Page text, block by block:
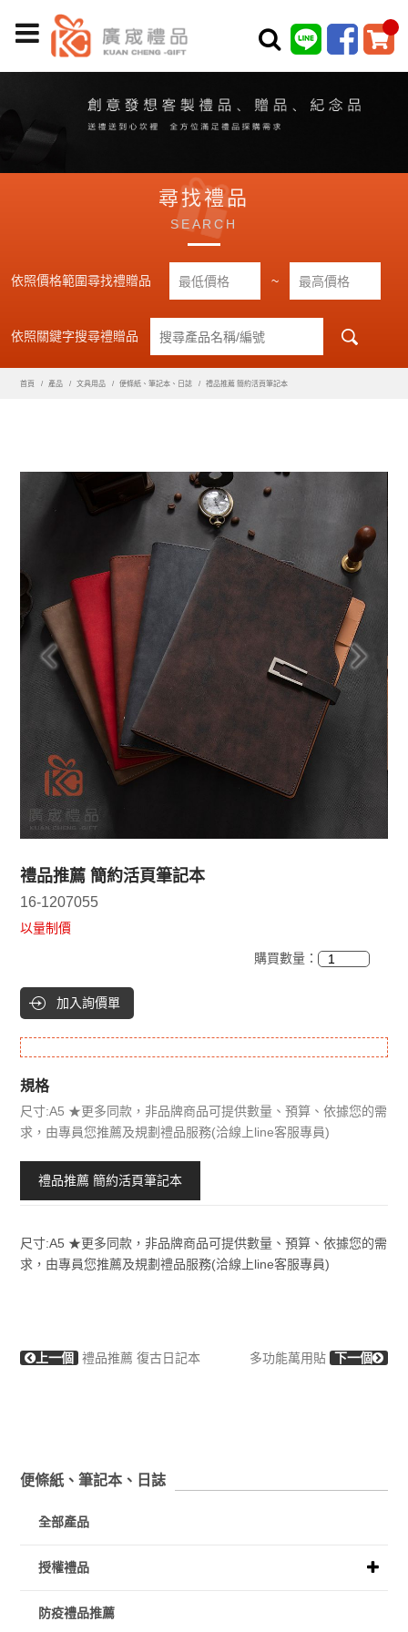
尋找禮品
SEARCH
依照價格範圍尋找禮贈品 ~
依照關鍵字搜尋禮贈品
首頁 產品 文具用品 便條紙、筆記本、日誌 禮品推薦 簡約活頁筆記本
禮品推薦 簡約活頁筆記本
16-1207055
以量制價
購買數量：
加入詢價單
規格
尺寸:A5 ★更多同款，非品牌商品可提供數量、預算、依據您的需
求，由專員您推薦及規劃禮品服務(洽線上line客服專員)
禮品推薦 簡約活頁筆記本
尺寸:A5 ★更多同款，非品牌商品可提供數量、預算、依據您的需
求，由專員您推薦及規劃禮品服務(洽線上line客服專員)
上一個 禮品推薦 復古日記本 多功能萬用貼 下一個
便條紙、筆記本、日誌
全部產品
授權禮品
防疫禮品推薦